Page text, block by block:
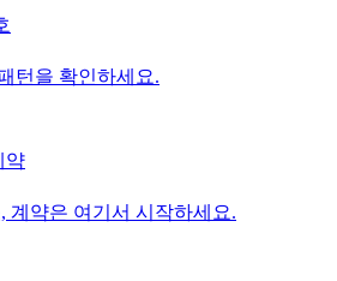
턴을 확인하세요.
약
계약은 여기서 시작하세요.